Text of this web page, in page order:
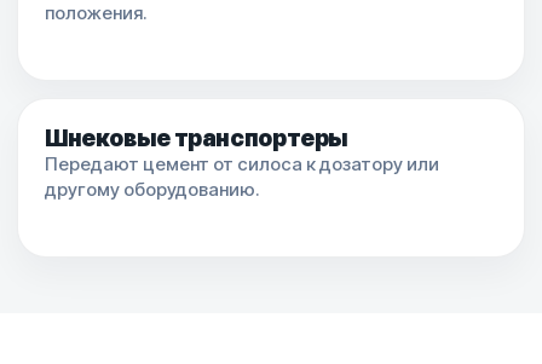
положения.
Шнековые транспортеры
Передают цемент от силоса к дозатору или
другому оборудованию.